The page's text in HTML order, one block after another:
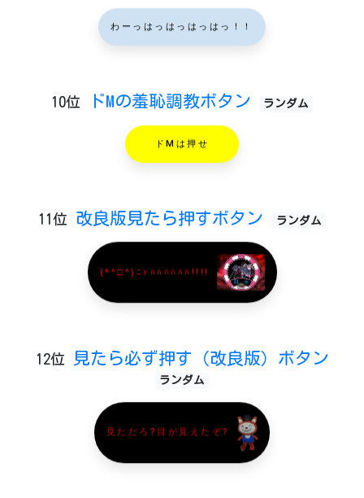
わーっはっはっはっはっ！！
10位 ドMの羞恥調教ボタン ランダム
ドMは押せ
11位 改良版見たら押すボタン ランダム
(*^□^)ﾆｬﾊﾊﾊﾊﾊﾊ!!!!
12位 見たら必ず押す（改良版）ボタン
ランダム
見ただろ?目が見えたぞ?